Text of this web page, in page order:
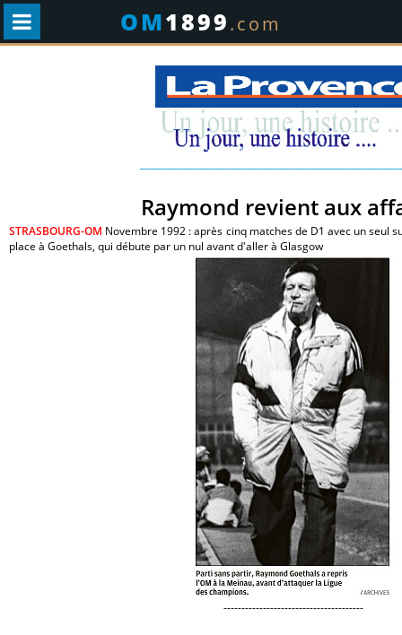
OM1899.com
Raymond revient aux
STRASBOURG-OM Novembre 1992 : après cinq matches de D1 avec un seul
place à Goethals, qui débute par un nul avant d'aller à Glasgow
---------------------------------------